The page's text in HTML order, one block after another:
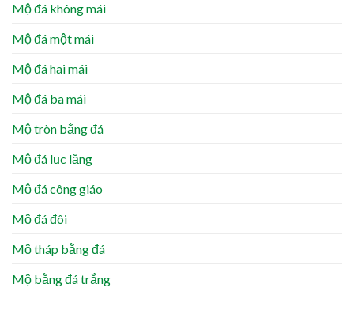
Mộ đá không mái
Mộ đá một mái
Mộ đá hai mái
Mộ đá ba mái
Mộ tròn bằng đá
Mộ đá lục lăng
Mộ đá công giáo
Mộ đá đôi
Mộ tháp bằng đá
Mộ bằng đá trắng